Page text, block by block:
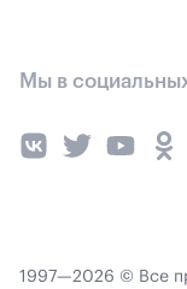
Мы в
1997—2026 © Все